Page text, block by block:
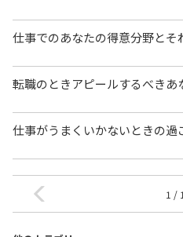
仕事でのあなたの得意分野とそ
転職のときアピールするべきあ
仕事がうまくいかないときの過
1 / 1